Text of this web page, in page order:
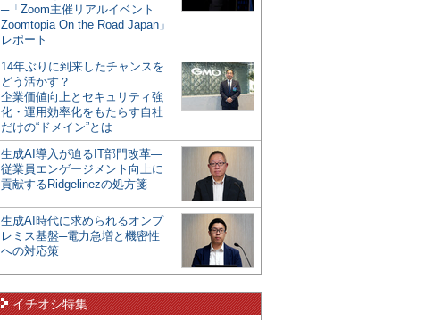
─「Zoom主催リアルイベント
Zoomtopia On the Road Japan」
レポート
14年ぶりに到来したチャンスを
どう活かす？
企業価値向上とセキュリティ強
化・運用効率化をもたらす自社
だけの“ドメイン”とは
生成AI導入が迫るIT部門改革―
従業員エンゲージメント向上に
貢献するRidgelinezの処方箋
生成AI時代に求められるオンプ
レミス基盤─電力急増と機密性
への対応策
イチオシ特集